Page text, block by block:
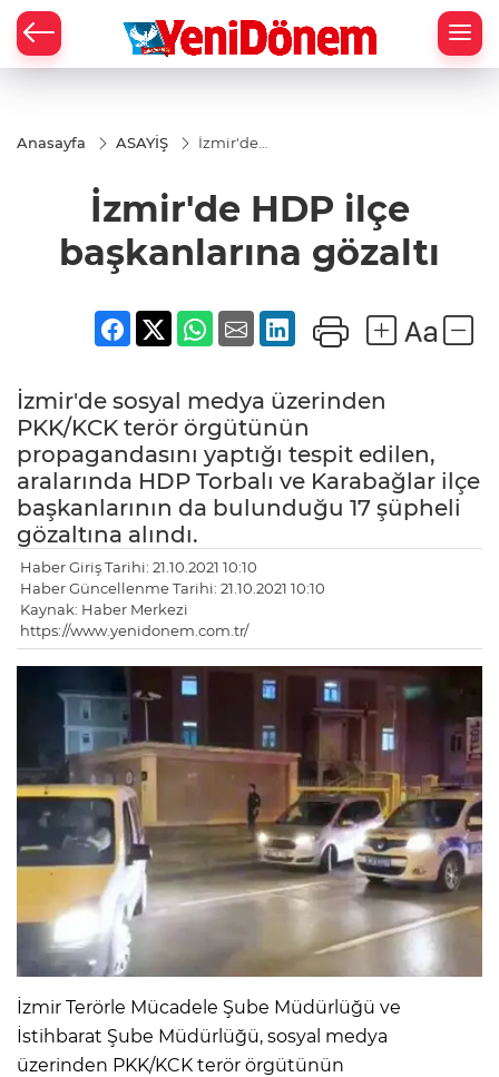
Anasayfa ASAYİŞ
İzmir'de
gözaltı
İzmir'de HDP ilçe
başkanlarına gözaltı
İzmir'de sosyal medya üzerinden
PKK/KCK terör örgütünün
propagandasını yaptığı tespit edilen,
aralarında HDP Torbalı ve Karabağlar ilçe
başkanlarının da bulunduğu 17 şüpheli
gözaltına alındı.
Haber Giriş Tarihi: 21.10.2021 10:10
Haber Güncellenme Tarihi: 21.10.2021 10:10
Kaynak: Haber Merkezi
https://www.yenidonem.com.tr/
İzmir Terörle Mücadele Şube Müdürlüğü ve
İstihbarat Şube Müdürlüğü, sosyal medya
üzerinden PKK/KCK terör örgütünün